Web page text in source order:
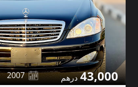
43,000
2007